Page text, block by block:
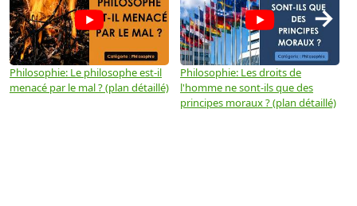
Philosophie: Le philosophe est-il
menacé par le mal ? (plan détaillé)
Philosophie: Les droits de
l'homme ne sont-ils que des
principes moraux ? (plan détaillé)
→